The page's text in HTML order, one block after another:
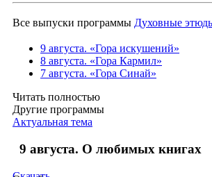
Все выпуски программы Духовные
9 августа. «Гора искушений»
8 августа. «Гора Кармил»
7 августа. «Гора Синай»
Читать полностью
Другие программы
Актуальная тема
9 августа. О любимых книгах